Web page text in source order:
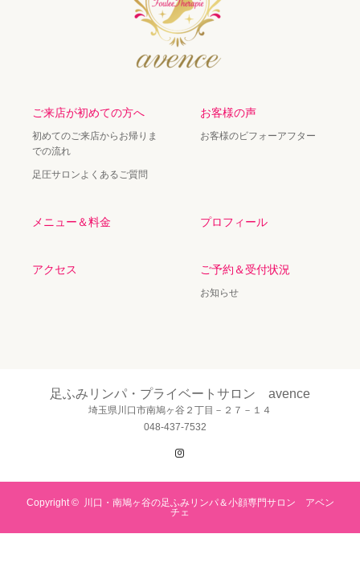
ご来店が初めての方へ
初めてのご来店からお帰りま
での流れ
足圧サロンよくあるご質問
お客様の声
お客様のビフォーアフター
メニュー＆料金 プロフィール
アクセス ご予約＆受付状況
お知らせ
足ふみリンパ・プライベートサロン avence
埼玉県川口市南鳩ヶ谷２丁目－２７－１４
048-437-7532
Copyright © 川口・南鳩ヶ谷の足ふみリンパ＆小顔専門サロン アベン
チェ